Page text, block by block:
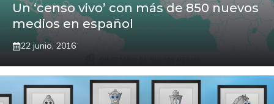
Un ‘censo vivo’ con más de 850 nuevos
medios en español
22 junio, 2016